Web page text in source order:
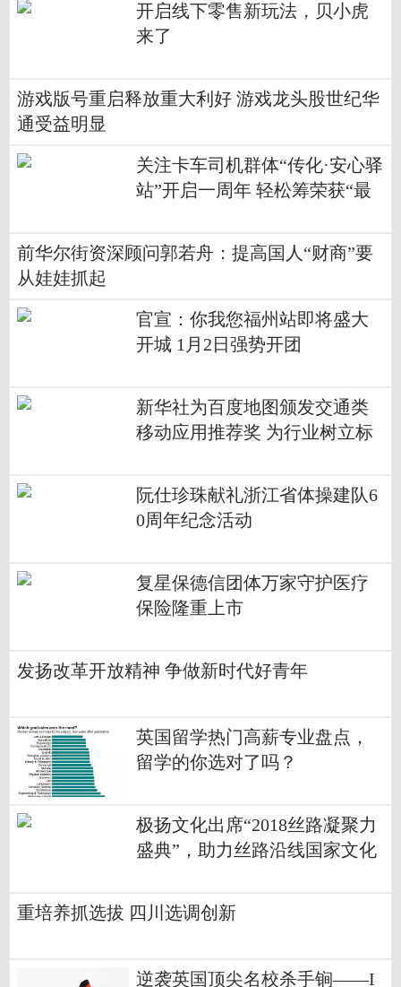
开启线下零售新玩法，贝小虎
来了
游戏版号重启释放重大利好 游戏龙头股世纪华
通受益明显
关注卡车司机群体“传化·安心驿
站”开启一周年 轻松筹荣获“最
前华尔街资深顾问郭若舟：提高国人“财商”要
从娃娃抓起
官宣：你我您福州站即将盛大
开城 1月2日强势开团
新华社为百度地图颁发交通类
移动应用推荐奖 为行业树立标
阮仕珍珠献礼浙江省体操建队6
0周年纪念活动
复星保德信团体万家守护医疗
保险隆重上市
发扬改革开放精神 争做新时代好青年
英国留学热门高薪专业盘点，
留学的你选对了吗？
极扬文化出席“2018丝路凝聚力
盛典”，助力丝路沿线国家文化
重培养抓选拔 四川选调创新
逆袭英国顶尖名校杀手锏——I